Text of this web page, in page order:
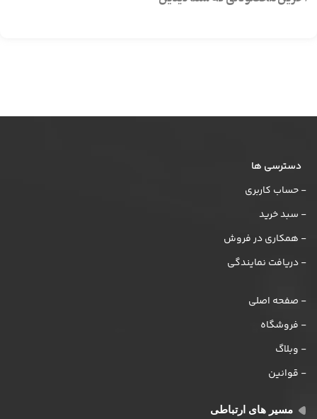
دسترسی ها
- حساب کاربری
- سبد خرید
- همکاری در فروش
- دریافت نمایندگی
- صفحه اصلی
- فروشگاه
- وبلاگ
- قوانین
مسیر های ارتباطی